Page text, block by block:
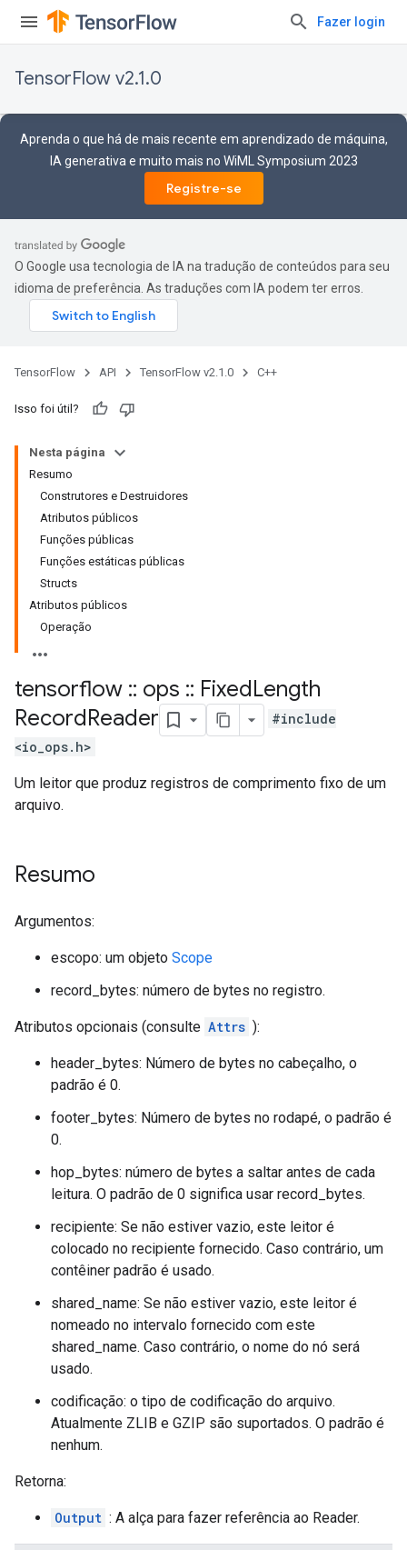
Fazer login
TensorFlow v2.1.0
Aprenda o que há de mais recente em aprendizado de máquina,
IA generativa e muito mais no WiML Symposium 2023
Registre-se
O Google usa tecnologia de IA na tradução de conteúdos para seu
idioma de preferência. As traduções com IA podem ter erros.
TensorFlow API TensorFlow v2.1.0 C++
Isso foi útil?
Nesta página
Resumo
Construtores e Destruidores
Atributos públicos
Funções públicas
Funções estáticas públicas
Structs
Atributos públicos
Operação
tensorflow :: ops :: FixedLength
RecordReader
#include
<io_ops.h>
Um leitor que produz registros de comprimento fixo de um
arquivo.
Resumo
Argumentos:
escopo: um objeto Scope
record_bytes: número de bytes no registro.
Atributos opcionais (consulte Attrs ):
header_bytes: Número de bytes no cabeçalho, o
padrão é 0.
footer_bytes: Número de bytes no rodapé, o padrão é
0.
hop_bytes: número de bytes a saltar antes de cada
leitura. O padrão de 0 significa usar record_bytes.
recipiente: Se não estiver vazio, este leitor é
colocado no recipiente fornecido. Caso contrário, um
contêiner padrão é usado.
shared_name: Se não estiver vazio, este leitor é
nomeado no intervalo fornecido com este
shared_name. Caso contrário, o nome do nó será
usado.
codificação: o tipo de codificação do arquivo.
Atualmente ZLIB e GZIP são suportados. O padrão é
nenhum.
Retorna:
Output : A alça para fazer referência ao Reader.